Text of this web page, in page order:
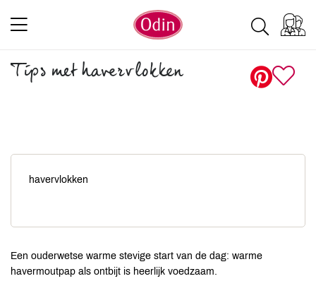
Tips met havervlokken
havervlokken
Een ouderwetse warme stevige start van de dag: warme
havermoutpap als ontbijt is heerlijk voedzaam.